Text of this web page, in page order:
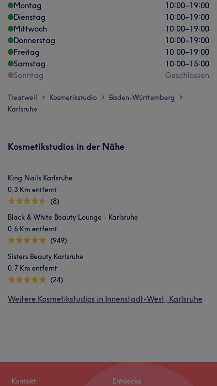
Montag
10:00–19:00
Dienstag
10:00–19:00
Mittwoch
10:00–19:00
Donnerstag
10:00–19:00
Freitag
10:00–19:00
Samstag
10:00–15:00
Sonntag
Geschlossen
Treatwell > Kosmetikstudio > Baden-Württemberg >
Karlsruhe
Kosmetikstudios in der Nähe
King Nails Karlsruhe
0,3 Km entfernt
(8)
Black & White Beauty Lounge - Karlsruhe
0,6 Km entfernt
(949)
Sisters Beauty Karlsruhe
0,7 Km entfernt
(24)
Weitere Kosmetikstudios in Innenstadt-West, Karlsruhe
Kontakt Entdecke